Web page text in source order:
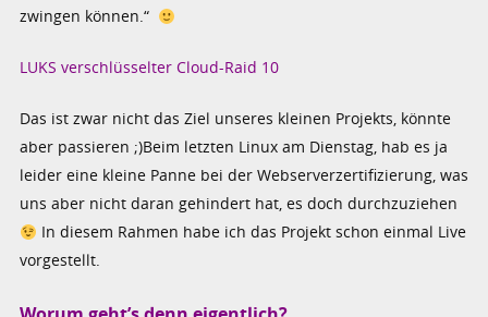
zwingen können.“
LUKS verschlüsselter Cloud-Raid 10
Das ist zwar nicht das Ziel unseres kleinen Projekts, könnte
aber passieren ;)Beim letzten Linux am Dienstag, hab es ja
leider eine kleine Panne bei der Webserverzertifizierung, was
uns aber nicht daran gehindert hat, es doch durchzuziehen
In diesem Rahmen habe ich das Projekt schon einmal Live
vorgestellt.